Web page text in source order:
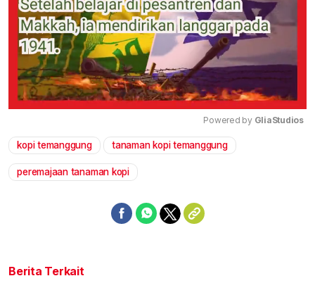
Powered by GliaStudios
kopi temanggung tanaman kopi temanggung
peremajaan tanaman kopi
Berita Terkait